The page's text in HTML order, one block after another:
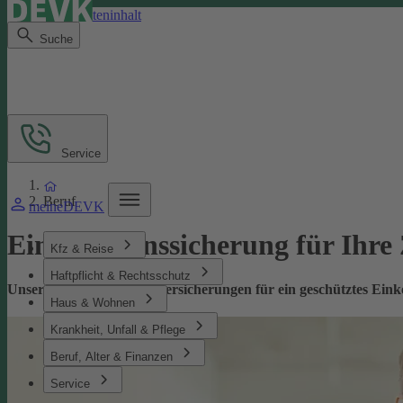
Direkt zum Seiteninhalt
Suche
meineDEVK
Kfz & Reise
Haftpflicht & Rechtsschutz
Haus & Wohnen
Krankheit, Unfall & Pflege
Beruf, Alter & Finanzen
Service
Service
Beruf
Einkommenssicherung für
Unsere leistungsstarken Versicherungen für ein geschütztes